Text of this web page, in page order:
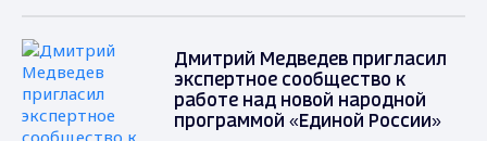
Дмитрий Медведев пригласил
экспертное сообщество к
работе над новой народной
программой «Единой России»